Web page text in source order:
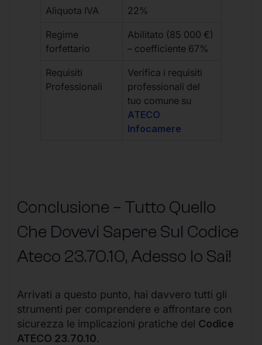
Aliquota IVA 22%
Regime
forfettario
Abilitato (85 000 €)
– coefficiente 67%
Requisiti
Professionali
Verifica i requisiti
professionali del
tuo comune su
ATECO
Infocamere
Conclusione – Tutto Quello
Che Dovevi Sapere Sul Codice
Ateco 23.70.10, Adesso lo Sai!
Arrivati a questo punto, hai davvero tutti gli
strumenti per comprendere e affrontare con
sicurezza le implicazioni pratiche del Codice
ATECO 23.70.10.